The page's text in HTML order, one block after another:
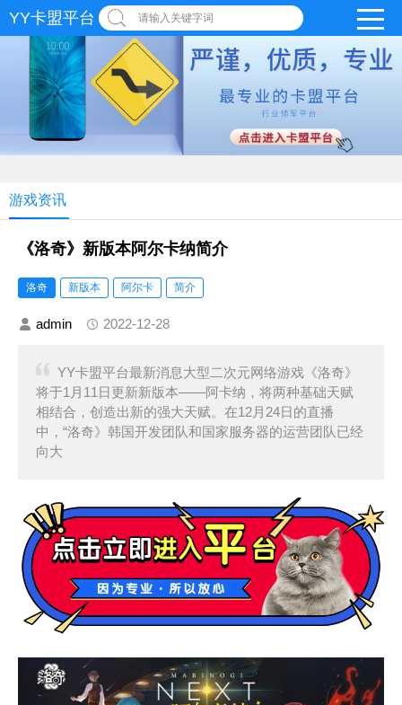
YY卡盟平台 请输入关键字词
游戏资讯
《洛奇》新版本阿尔卡纳简介
洛奇 新版本 阿尔卡 简介
admin 2022-12-28
YY卡盟平台最新消息大型二次元网络游戏《洛奇》
将于1月11日更新新版本——阿卡纳，将两种基础天赋
相结合，创造出新的强大天赋。在12月24日的直播
中，“洛奇》韩国开发团队和国家服务器的运营团队已经
向大